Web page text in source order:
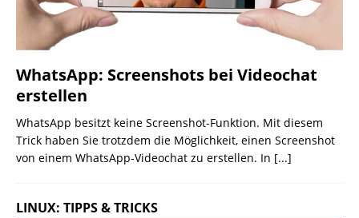
WhatsApp: Screenshots bei Videochat
erstellen
WhatsApp besitzt keine Screenshot-Funktion. Mit diesem
Trick haben Sie trotzdem die Möglichkeit, einen Screenshot
von einem WhatsApp-Videochat zu erstellen. In [...]
LINUX: TIPPS & TRICKS